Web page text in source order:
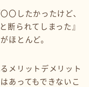
〇したかったけど、
断られてしまった』
ほとんど。
メリットデメリット
あってもできないこ